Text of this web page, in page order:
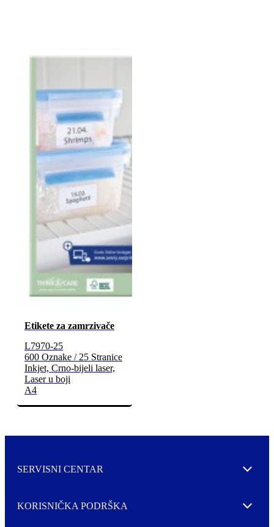
Etikete za zamrzivače
L7970-25
600 Oznake / 25 Stranice
Inkjet, Crno-bijeli laser,
Laser u boji
A4
SERVISNI CENTAR Expand
KORISNIČKA PODRŠKA Expand